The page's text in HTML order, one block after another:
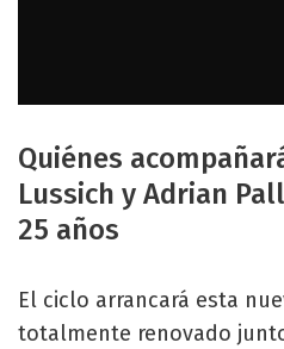
Quiénes
Lussich y Adrian
25 años
El ciclo arrancará esta
totalmente renovado